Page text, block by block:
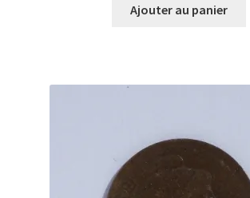
Ajouter au panier